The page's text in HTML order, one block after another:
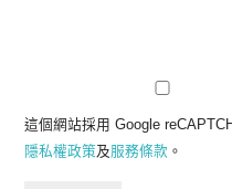
這個網站採用 Google
隱私權政策及服務條款 。